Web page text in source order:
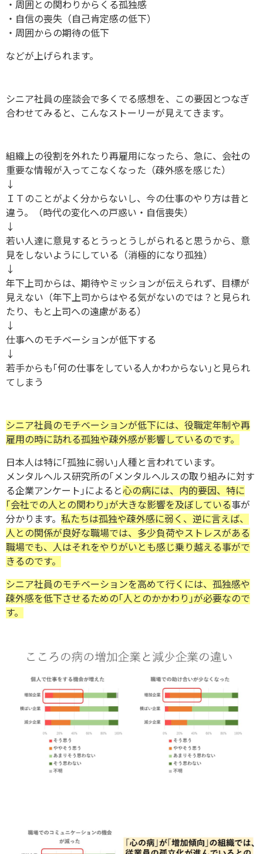
・周囲との関わりからくる孤独感
・自信の喪失（自己肯定感の低下）
・周囲からの期待の低下
などが上げられます。
シニア社員の座談会で多くでる感想を、この要因とつなぎ
合わせてみると、こんなストーリーが見えてきます。
組織上の役割を外れたり再雇用になったら、急に、会社の
重要な情報が入ってこなくなった（疎外感を感じた）
↓
ＩＴのことがよく分からないし、今の仕事のやり方は昔と
違う。（時代の変化への戸惑い・自信喪失）
↓
若い人達に意見するとうっとうしがられると思うから、意
見をしないようにしている（消極的になり孤独）
↓
年下上司からは、期待やミッションが伝えられず、目標が
見えない（年下上司からはやる気がないのでは？と見られ
たり、もと上司への遠慮がある）
↓
仕事へのモチベーションが低下する
↓
若手からも｢何の仕事をしている人かわからない｣と見られ
てしまう
シニア社員のモチベーションが低下には、役職定年制や再
雇用の時に訪れる孤独や疎外感が影響しているのです。
日本人は特に｢孤独に弱い｣人種と言われています。
メンタルヘルス研究所の｢メンタルヘルスの取り組みに対す
る企業アンケート｣によると心の病には、内的要因、特に
｢会社での人との関わり｣が大きな影響を及ぼしている事が
分かります。 私たちは孤独や疎外感に弱く、逆に言えば、
人との関係が良好な職場では、多少負荷やストレスがある
職場でも、人はそれをやりがいとも感じ乗り越える事がで
きるのです。
シニア社員のモチベーションを高めて行くには、孤独感や
疎外感を低下させるための｢人とのかかわり｣が必要なので
す。